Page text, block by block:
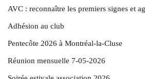
AVC : reconnaître les premiers signes et
Adhésion au club
Pentecôte 2026 à Montréal-la-Cluse
Réunion mensuelle 7-05-2026